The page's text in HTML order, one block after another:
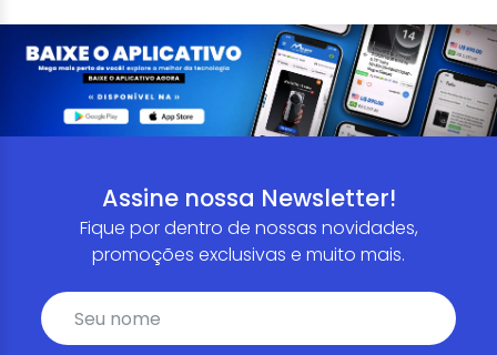
Assine nossa Newsletter!
Fique por dentro de nossas novidades,
promoções exclusivas e muito mais.